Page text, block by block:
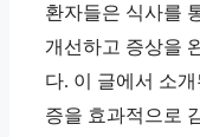
환자들은 식사를
개선하고 증상을
다. 이 글에서 소
증을 효과적으로